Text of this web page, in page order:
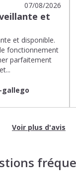
07/08/2026
et
et disponible.
fonctionnement
parfaitement
gallego
Voir plus d'avis